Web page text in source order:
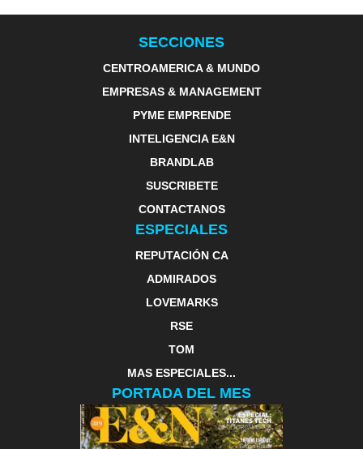
SECCIONES
CENTROAMERICA & MUNDO
EMPRESAS & MANAGEMENT
PYME EMPRENDE
INTELIGENCIA E&N
BRANDLAB
SUSCRIBETE
CONTACTANOS
ESPECIALES
REPUTACIÓN CA
ADMIRADOS
LOVEMARKS
RSE
TOM
MAS ESPECIALES...
PORTADA DEL MES